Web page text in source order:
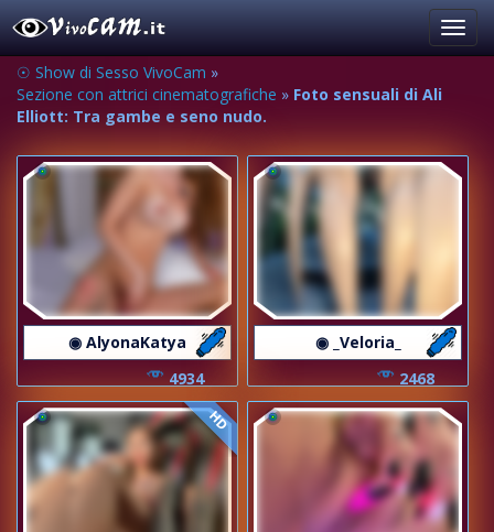
☉ Show di Sesso VivoCam »
Sezione con attrici cinematografiche » Foto sensuali di Ali
Elliott: Tra gambe e seno nudo.
◉ AlyonaKatya
4934
◉ _Veloria_
2468
HD